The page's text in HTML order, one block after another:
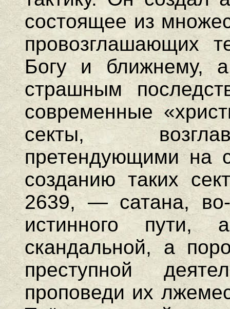
состоящее из
провозглашающих
Богу и ближнему,
страшным
современные
секты,
претендующими на
созданию таких
2639, — сатана,
истинного пути,
скандальной, а
преступной
проповеди их